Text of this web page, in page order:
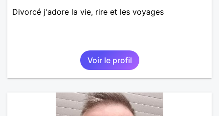
Divorcé j'adore la vie, rire et les voyages
Voir le profil